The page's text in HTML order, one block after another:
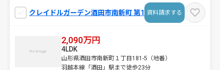
クレイドルガーデン酒田市南新町 第1 資料請求する
2,090万円
山形県酒田市南新町１丁目181-5（地番）
羽越本線「酒田」駅まで徒歩23分
4LDK